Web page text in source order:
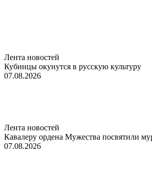
Лента новостей
Кубинцы окунутся в русскую культуру
07.08.2026
Лента новостей
Кавалеру ордена Мужества посвятили
07.08.2026